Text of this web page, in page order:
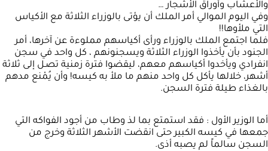
والأعشاب وأوراق الأشجار …
وفي اليوم الموالي أمر الملك أن يؤتى بالوزراء الثلاثة مع الأكياس
التي ملأوها!!
فلما اجتمع الملك بالوزراء ورأى أكياسهم مملوءة عن آخرها، أمر
الجنود بأن يأخذوا الوزراء الثلاثة ويسجنونهم ، كل واحد في سجن
انفرادي ويأخدوا أكياسهم معهم، ليقضوا فترة زمنية تصـل إلى ثلاثة
أشهر، خلالها يأكل كل واحد منهم ما ملأ به كيسه! وأن يُمْنع مدهم
بالغذاء طيلة فترة السجن.
أما الوزير الأول : فقد استمتع بما لذ وطاب من أجود الفواكه التي
جمعها في كيسه الكبير حتى انقضت الأشهر الثلاثة وخرج من
السجن سالماً لم يصبه أذى.